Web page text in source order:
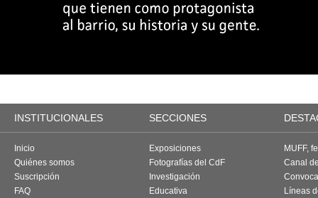
INSTITUCIONALES SECCIONES
Inicio
Quiénes somos
Suscripción
FAQ
Exposiciones
Fotografías del CdF
Investigación
Educativa
MUFF,
Canal
Líneas